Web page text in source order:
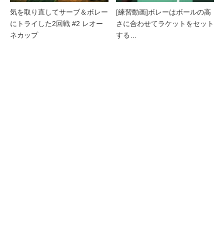
気を取り直してサーブ＆ボレー
にトライした2回戦 #2 レオー
ネカップ
[練習動画]ボレーはボールの高
さに合わせてラケットをセット
する…